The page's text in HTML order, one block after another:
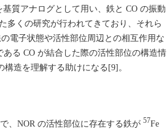
質アナログとして用い、鉄と CO の振動
多くの研究が行われてきており、それら
電子状態や活性部位周辺との相互作用な
る CO が結合した際の活性部位の構造情
造を理解する助けになる[9]。
、NOR の活性部位に存在する鉄が 57Fe